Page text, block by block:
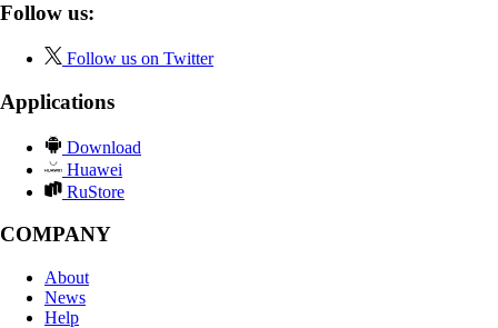
Follow us:
Follow us on Twitter
Applications
Download
Huawei
RuStore
COMPANY
About
News
Help